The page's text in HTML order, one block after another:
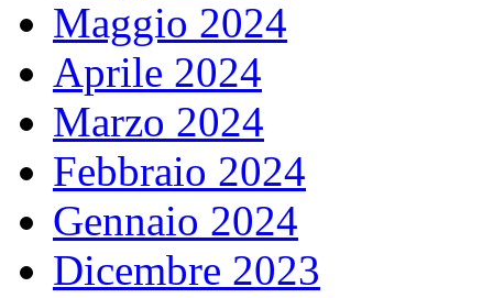
Maggio 2024
Aprile 2024
Marzo 2024
Febbraio 2024
Gennaio 2024
Dicembre 2023